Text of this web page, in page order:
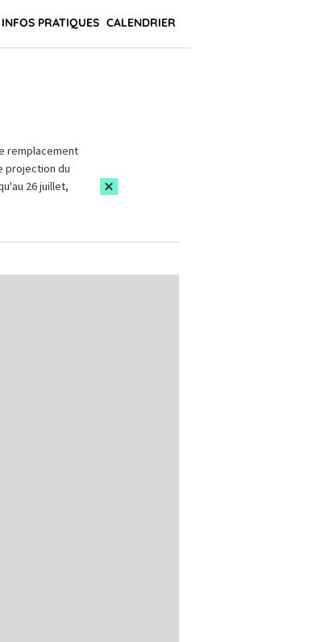
INFOS PRATIQUES CALENDRIER
remplacement
projection du
26 juillet,